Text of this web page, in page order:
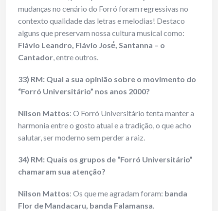
mudanças no cenário do Forró foram regressivas no
contexto qualidade das letras e melodias! Destaco
alguns que preservam nossa cultura musical como:
Flávio Leandro, Flávio José́, Santanna – o
Cantador, entre outros.
33) RM: Qual a sua opinião sobre o movimento do
“Forró Universitário” nos anos 2000?
Nilson Mattos: O Forró Universitário tenta manter a
harmonia entre o gosto atual e a tradição, o que acho
salutar, ser moderno sem perder a raiz.
34) RM: Quais os grupos de “Forró Universitário”
chamaram sua atenção?
Nilson Mattos: Os que me agradam foram: banda
Flor de Mandacaru, banda Falamansa.